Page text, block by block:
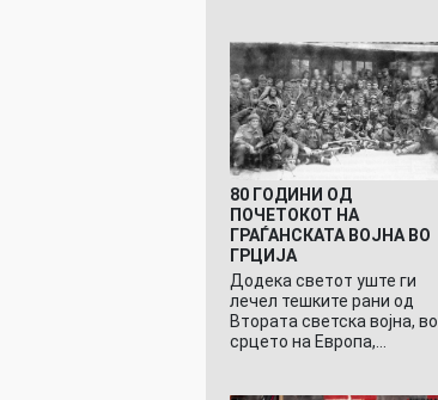
80 ГОДИНИ ОД
ПОЧЕТОКОТ НА
ГРАЃАНСКАТА ВОЈНА ВО
ГРЦИЈА
Додека светот уште ги
лечел тешките рани од
Втората светска војна, во
срцето на Европа,…